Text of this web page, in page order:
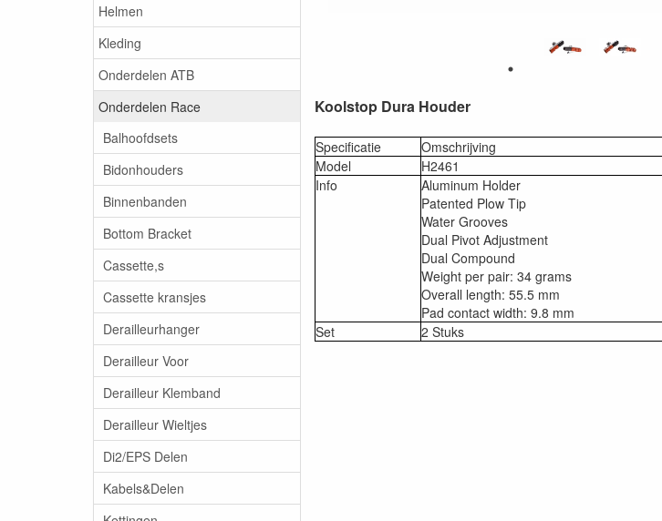
Helmen
Kleding
Onderdelen ATB
Onderdelen Race
Balhoofdsets
Bidonhouders
Binnenbanden
Bottom Bracket
Cassette,s
Cassette kransjes
Derailleurhanger
Derailleur Voor
Derailleur Klemband
Derailleur Wieltjes
Di2/EPS Delen
Kabels&Delen
Koolstop Dura Houder
Specificatie
Omschrijving
Model
H2461
Info
Aluminum Holder
Patented Plow Tip
Water Grooves
Dual Pivot Adjustment
Dual Compound
Weight per pair: 34 grams
Overall length: 55.5 mm
Pad contact width: 9.8 mm
Set
2 Stuks